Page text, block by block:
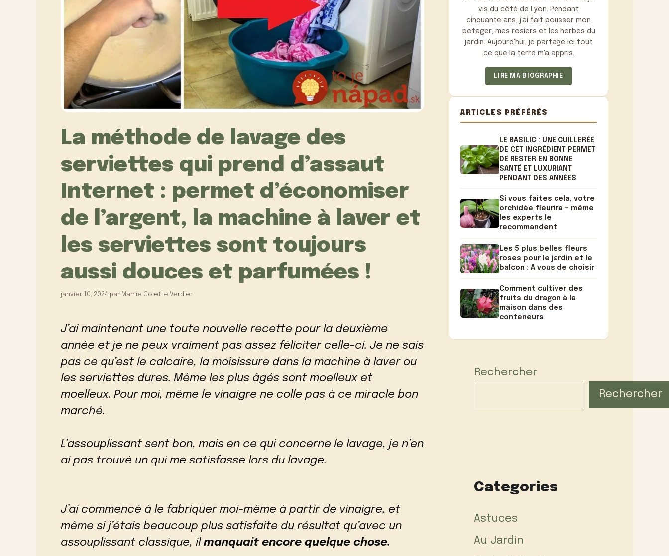
La méthode de lavage des
serviettes qui prend d’assaut
Internet : permet d’économiser
de l’argent, la machine à laver et
les serviettes sont toujours
aussi douces et parfumées !
janvier 10, 2024 par Mamie Colette Verdier
J’ai maintenant une toute nouvelle recette pour la deuxième
année et je ne peux vraiment pas assez féliciter celle-ci. Je ne sais
pas ce qu’est le calcaire, la moisissure dans la machine à laver ou
les serviettes dures. Même les plus âgés sont moelleux et
moelleux. Pour moi, même le vinaigre ne colle pas à ce miracle bon
marché.
L’assouplissant sent bon, mais en ce qui concerne le lavage, je n’en
ai pas trouvé un qui me satisfasse lors du lavage.
J’ai commencé à le fabriquer moi-même à partir de vinaigre, et
même si j’étais beaucoup plus satisfaite du résultat qu’avec un
assouplissant classique, il manquait encore quelque chose.
vis du côté de Lyon. Pendant
cinquante ans, j'ai fait pousser mon
potager, mes rosiers et les herbes du
jardin. Aujourd'hui, je partage ici tout
ce que la terre m'a appris.
LIRE MA BIOGRAPHIE
ARTICLES PRÉFÉRÉS
LE BASILIC : UNE CUILLERÉE
DE CET INGRÉDIENT PERMET
DE RESTER EN BONNE
SANTÉ ET LUXURIANT
PENDANT DES ANNÉES
Si vous faites cela, votre
orchidée fleurira – même
les experts le
recommandent
Les 5 plus belles fleurs
roses pour le jardin et le
balcon : A vous de choisir
Comment cultiver des
fruits du dragon à la
maison dans des
conteneurs
Rechercher
Rechercher
Categories
Astuces
Au Jardin